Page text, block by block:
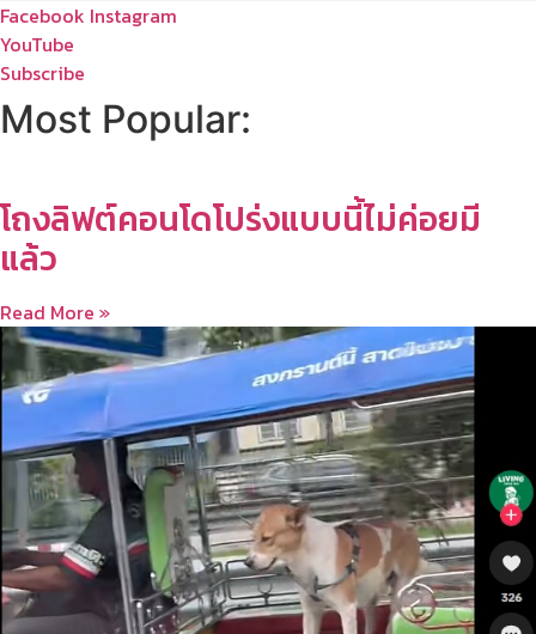
Facebook Instagram
YouTube
Subscribe
Most Popular:
โถงลิฟต์คอนโดโปร่งแบบนี้ไม่ค่อยมี
แล้ว
Read More »